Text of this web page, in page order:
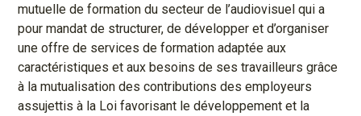
mutuelle de formation du secteur de l’audiovisuel qui a
pour mandat de structurer, de développer et d’organiser
une offre de services de formation adaptée aux
caractéristiques et aux besoins de ses travailleurs grâce
à la mutualisation des contributions des employeurs
assujettis à la Loi favorisant le développement et la